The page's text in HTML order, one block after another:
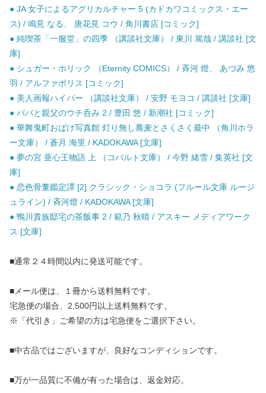
● JA 女子によるアグリカルチャー 5 (カドカワコミックス・エー
ス) / 鳴見 なる、 唐花見 コウ / 角川書店 [コミック]
● 純喫茶「一服堂」の四季 （講談社文庫） / 東川 篤哉 / 講談社 [文
庫]
● シュガー・ホリック （Eternity COMICS） / 斉河 燈、 あづみ 悠
羽 / アルファポリス [コミック]
● 美人画報ハイパー （講談社文庫） / 安野 モヨコ / 講談社 [文庫]
● パパと親父のウチ呑み 2 / 豊田 悠 / 新潮社 [コミック]
● 華舞鬼町おばけ写真館 灯り無し蕎麦とさくさく最中 （角川ホラ
ー文庫） / 蒼月 海里 / KADOKAWA [文庫]
● 夢の宮 亜心王物語 上 （コバルト文庫） / 今野 緒雪 / 集英社 [文
庫]
● 恋色骨董鑑定譚 [2] クラシック・ショコラ (フルール文庫 ルージ
ュライン) / 斉河燈 / KADOKAWA [文庫]
● 鴨川貴族邸宅の茶飯事 2 / 範乃 秋晴 / アスキー メディアワーク
ス [文庫]
■通常２４時間以内に発送可能です。
■メール便は、１冊から送料無料です。
宅急便の場合、2,500円以上送料無料です。
※「代引き」ご希望の方は宅急便をご選択下さい。
■中古品ではございますが、良好なコンディションです。
■万が一品質に不備が有った場合は、返金対応。